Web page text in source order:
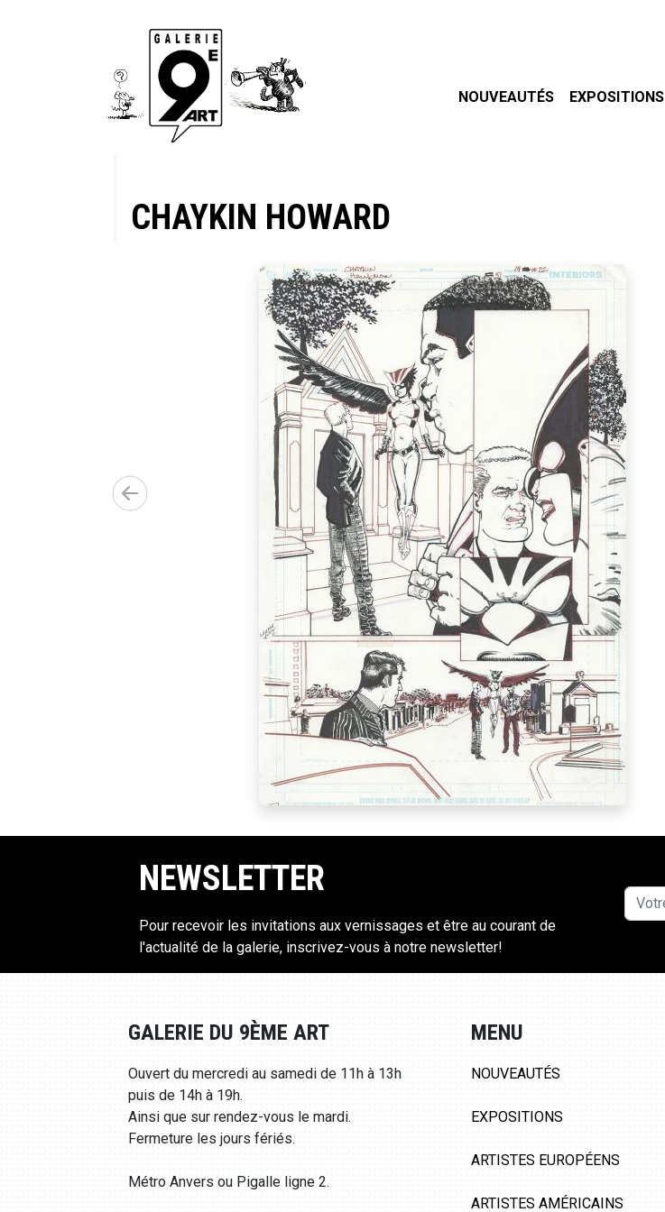
NOUVEAUTÉS EXPOSITIONS
CHAYKIN HOWARD
NEWSLETTER
Pour recevoir les invitations aux vernissages et être au courant de
l'actualité de la galerie, inscrivez-vous à notre newsletter!
GALERIE DU 9ÈME ART
Ouvert du mercredi au samedi de 11h à 13h
puis de 14h à 19h.
Ainsi que sur rendez-vous le mardi.
Fermeture les jours fériés.
Métro Anvers ou Pigalle ligne 2.
MENU
NOUVEAUTÉS
EXPOSITIONS
ARTISTES EUROPÉENS
ARTISTES AMÉRICAINS